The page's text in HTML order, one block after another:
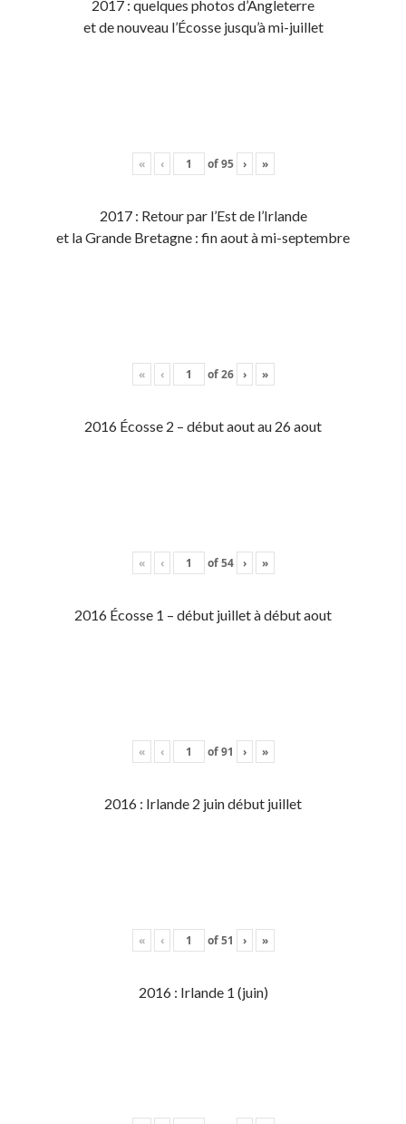
2017 : quelques photos d’Angleterre
et de nouveau l’Écosse jusqu’à mi-juillet
« ‹ of95 › »
2017 : Retour par l’Est de l’Irlande
et la Grande Bretagne : fin aout à mi-septembre
« ‹ of26 › »
2016 Écosse 2 – début aout au 26 aout
« ‹ of54 › »
2016 Écosse 1 – début juillet à début aout
« ‹ of91 › »
2016 : Irlande 2 juin début juillet
« ‹ of51 › »
2016 : Irlande 1 (juin)